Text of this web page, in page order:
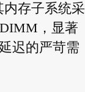
内存子系统采
，显著
迟的严苛需